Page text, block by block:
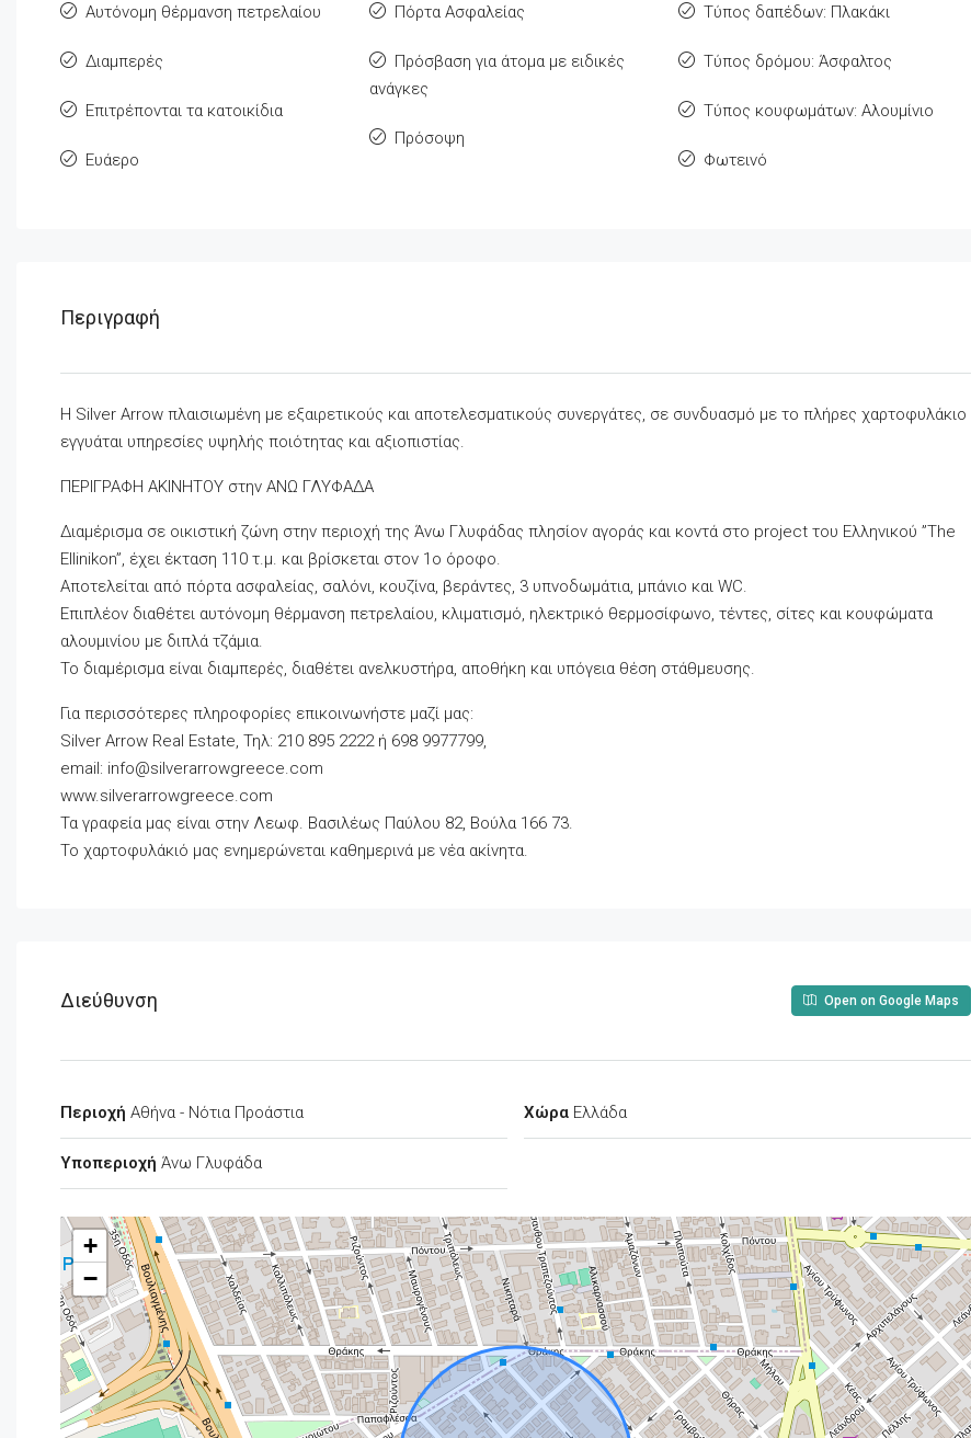
Αυτόνομη θέρμανση πετρελαίου
Διαμπερές
Επιτρέπονται τα κατοικίδια
Ευάερο
Πόρτα Ασφαλείας
Πρόσβαση για άτομα με ειδικές
ανάγκες
Πρόσοψη
Τύπος δαπέδων: Πλακάκι
Τύπος δρόμου: Άσφαλτος
Τύπος κουφωμάτων: Αλουμίνιο
Φωτεινό
Περιγραφή
Η Silver Arrow πλαισιωμένη με εξαιρετικούς και αποτελεσματικούς συνεργάτες, σε συνδυασμό με το πλήρες χαρτοφυλάκιο
εγγυάται υπηρεσίες υψηλής ποιότητας και αξιοπιστίας.
ΠΕΡΙΓΡΑΦΗ ΑΚΙΝΗΤΟΥ στην ΑΝΩ ΓΛΥΦΑΔΑ
Διαμέρισμα σε οικιστική ζώνη στην περιοχή της Άνω Γλυφάδας πλησίον αγοράς και κοντά στο project του Ελληνικού ”The
Ellinikon”, έχει έκταση 110 τ.μ. και βρίσκεται στον 1ο όροφο.
Αποτελείται από πόρτα ασφαλείας, σαλόνι, κουζίνα, βεράντες, 3 υπνοδωμάτια, μπάνιο και WC.
Επιπλέον διαθέτει αυτόνομη θέρμανση πετρελαίου, κλιματισμό, ηλεκτρικό θερμοσίφωνο, τέντες, σίτες και κουφώματα
αλουμινίου με διπλά τζάμια.
Το διαμέρισμα είναι διαμπερές, διαθέτει ανελκυστήρα, αποθήκη και υπόγεια θέση στάθμευσης.
Για περισσότερες πληροφορίες επικοινωνήστε μαζί μας:
Silver Arrow Real Estate, Τηλ: 210 895 2222 ή 698 9977799,
email: info@silverarrowgreece.com
www.silverarrowgreece.com
Τα γραφεία μας είναι στην Λεωφ. Βασιλέως Παύλου 82, Βούλα 166 73.
Το χαρτοφυλάκιό μας ενημερώνεται καθημερινά με νέα ακίνητα.
Διεύθυνση Open on Google Maps
Περιοχή Αθήνα - Νότια Προάστια
Υποπεριοχή Άνω Γλυφάδα
Χώρα Ελλάδα
+
−